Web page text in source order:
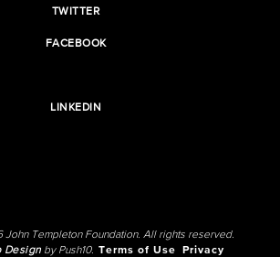
TWITTER
FACEBOOK
LINKEDIN
Templeton Foundation. All rights reserved.
Designby Push10. Terms of Use
Privacy